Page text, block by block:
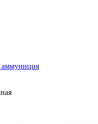
аммуниция